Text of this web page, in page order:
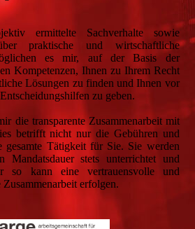
ermittelte Sachverhalte sowie
praktische und wirtschaftliche
es mir, auf der Basis der
Kompetenzen, Ihnen zu Ihrem Recht
Lösungen zu finden und Ihnen vor
zu geben.
die transparente Zusammenarbeit mit
betrifft nicht nur die Gebühren und
gesamte Tätigkeit für Sie. Sie werden
Mandatsdauer stets unterrichtet und
so kann eine vertrauensvolle und
erfolgen.